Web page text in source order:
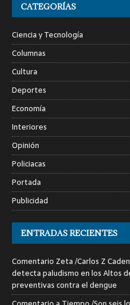
CATEGORÍAS
Ciencia y Tecnología
Columnas
Cultura
Deportes
Economía
Interiores
Opinión
Policiacas
Portada
Publicidad
ENTRADAS RECIENTES
Comentario Zeta /Carlos Z
detecta paludismo en los Altos
preventivas contra el dengue